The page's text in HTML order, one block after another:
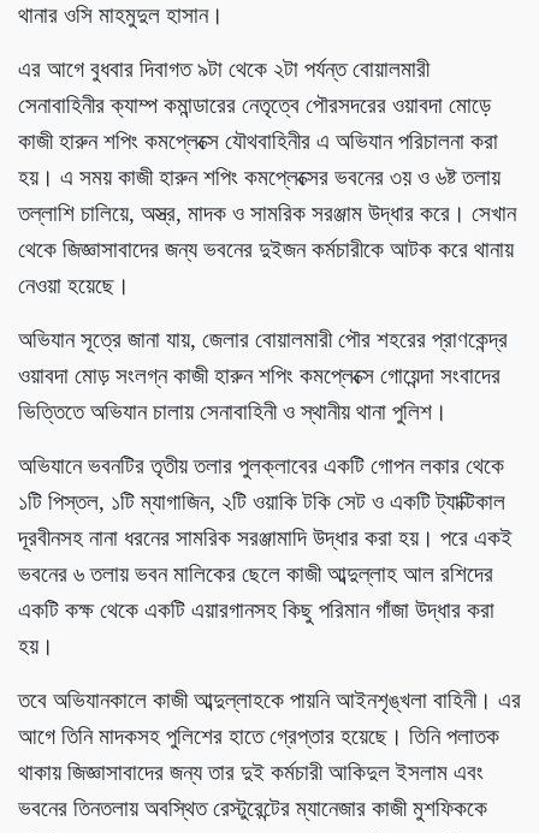
থানার ওসি মাহমুদুল হাসান।
এর আগে বুধবার দিবাগত ৯টা থেকে ২টা পর্যন্ত বোয়ালমারী
সেনাবাহিনীর ক্যাম্প কমান্ডারের নেতৃত্বে পৌরসদরের ওয়াবদা মোড়ে
কাজী হারুন শপিং কমপ্লেক্সে যৌথবাহিনীর এ অভিযান পরিচালনা করা
হয়। এ সময় কাজী হারুন শপিং কমপ্লেক্সের ভবনের ৩য় ও ৬ষ্ট তলায়
তল্লাশি চালিয়ে, অস্ত্র, মাদক ও সামরিক সরঞ্জাম উদ্ধার করে। সেখান
থেকে জিজ্ঞাসাবাদের জন্য ভবনের দুইজন কর্মচারীকে আটক করে থানায়
নেওয়া হয়েছে।
অভিযান সূত্রে জানা যায়, জেলার বোয়ালমারী পৌর শহরের প্রাণকেন্দ্র
ওয়াবদা মোড় সংলগ্ন কাজী হারুন শপিং কমপ্লেক্সে গোয়েন্দা সংবাদের
ভিত্তিতে অভিযান চালায় সেনাবাহিনী ও স্থানীয় থানা পুলিশ।
অভিযানে ভবনটির তৃতীয় তলার পুলক্লাবের একটি গোপন লকার থেকে
১টি পিস্তল, ১টি ম্যাগাজিন, ২টি ওয়াকি টকি সেট ও একটি ট্যাক্টিকাল
দূরবীনসহ নানা ধরনের সামরিক সরঞ্জামাদি উদ্ধার করা হয়। পরে একই
ভবনের ৬ তলায় ভবন মালিকের ছেলে কাজী আব্দুল্লাহ আল রশিদের
একটি কক্ষ থেকে একটি এয়ারগানসহ কিছু পরিমান গাঁজা উদ্ধার করা
হয়।
তবে অভিযানকালে কাজী আব্দুল্লাহকে পায়নি আইনশৃঙ্খলা বাহিনী। এর
আগে তিনি মাদকসহ পুলিশের হাতে গ্রেপ্তার হয়েছে। তিনি পলাতক
থাকায় জিজ্ঞাসাবাদের জন্য তার দুই কর্মচারী আকিদুল ইসলাম এবং
ভবনের তিনতলায় অবস্থিত রেস্টুরেন্টের ম্যানেজার কাজী মুশফিককে